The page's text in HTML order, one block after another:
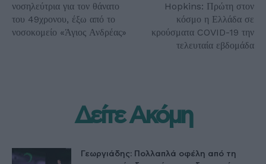
νοσηλεύτρια για τον θάνατο
του 49χρονου, έξω από το
νοσοκομείο «Άγιος Ανδρέας»
Hopkins: Πρώτη στον
κόσμο η Ελλάδα σε
κρούσματα COVID-19 την
τελευταία εβδομάδα
Δείτε Ακόμη
Γεωργιάδης: Πολλαπλά οφέλη από τη